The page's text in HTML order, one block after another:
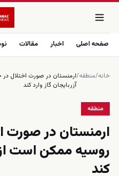
صفحه اصلی اخبار مقالات
خانه/منطقه/ارمنستان در صورت اختلال
آزربایجان گاز وارد کند
منطقه
ارمنستان در صورت
روسیه ممکن است از
کند